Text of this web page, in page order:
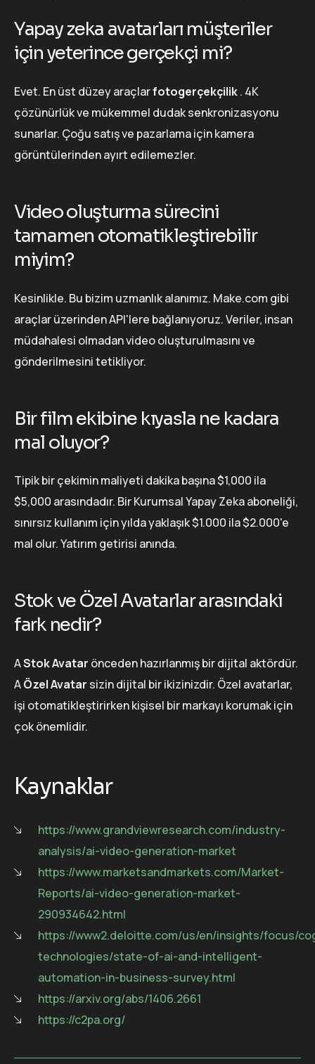
Yapay zeka avatarları müşteriler
için yeterince gerçekçi mi?
Evet. En üst düzey araçlarfotogerçekçilik. 4K
çözünürlük ve mükemmel dudak senkronizasyonu
sunarlar. Çoğu satış ve pazarlama için kamera
görüntülerinden ayırt edilemezler.
Video oluşturma sürecini
tamamen otomatikleştirebilir
miyim?
Kesinlikle. Bu bizim uzmanlık alanımız. Make.com gibi
araçlar üzerinden API'lere bağlanıyoruz. Veriler, insan
müdahalesi olmadan video oluşturulmasını ve
gönderilmesini tetikliyor.
Bir film ekibine kıyasla ne kadara
mal oluyor?
Tipik bir çekimin maliyeti dakika başına $1,000 ila
$5,000 arasındadır. Bir Kurumsal Yapay Zeka aboneliği,
sınırsız kullanım için yılda yaklaşık $1.000 ila $2.000'e
mal olur. Yatırım getirisi anında.
Stok ve Özel Avatarlar arasındaki
fark nedir?
AStok Avatar önceden hazırlanmış bir dijital aktördür.
AÖzel Avatar sizin dijital bir ikizinizdir. Özel avatarlar,
işi otomatikleştirirken kişisel bir markayı korumak için
çok önemlidir.
Kaynaklar
https://www.grandviewresearch.com/industry-
analysis/ai-video-generation-market
https://www.marketsandmarkets.com/Market-
Reports/ai-video-generation-market-
290934642.html
https://www2.deloitte.com/us/en/insights/focus/
technologies/state-of-ai-and-intelligent-
automation-in-business-survey.html
https://arxiv.org/abs/1406.2661
https://c2pa.org/